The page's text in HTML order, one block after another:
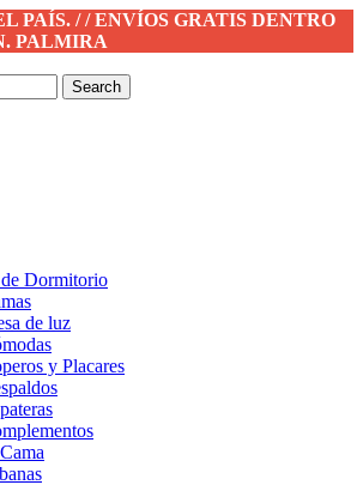
PAÍS. / / ENVÍOS GRATIS DENTRO
PALMIRA
Search
Dormitorio
de luz
y Placares